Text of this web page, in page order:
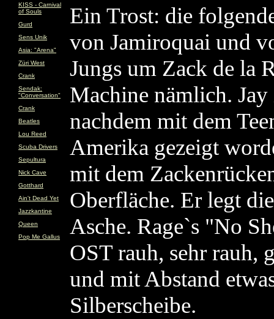
KISS - Carnival
of Souls
Gurd
Sens Unik
Asia: "Arena"
Züri West
Crank
Sendak:
"Conversation"
Crank
Beatles
Lou Reed
Scuba Drivers
Sepultura
Nick Cave
Gotthard
Ain't Dead Yet
Jazzkantine
Queen
Pop Me Gallus
Ein Trost: die
von Jamiroquai und
Jungs um Zack de la
Machine nämlich.
nachdem mit dem
Amerika gezeigt
mit dem
Oberfläche. Er legt
Asche. Rage`s "No
OST rauh, sehr rauh,
und mit Abstand
Silberscheibe.